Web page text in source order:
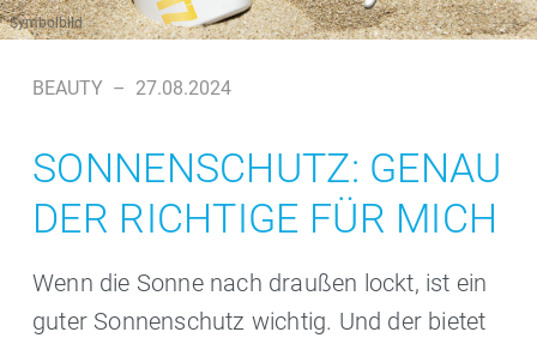
Symbolbild
BEAUTY – 27.08.2024
SONNENSCHUTZ: GENAU
DER RICHTIGE FÜR MICH
Wenn die Sonne nach draußen lockt, ist ein
guter Sonnenschutz wichtig. Und der bietet